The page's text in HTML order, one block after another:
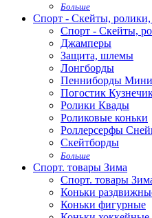
Больше
Спорт - Скейты,
Спорт - Скейты,
Джамперы
Защита, шлемы
Лонгборды
Пенниборды
Погостик
Ролики Квады
Роликовые коньки
Роллерсерфы
Скейтборды
Больше
Спорт. товары Зима
Спорт. товары
Коньки
Коньки фигурные